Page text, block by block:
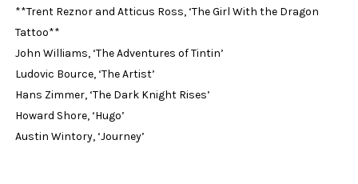
**Trent Reznor and Atticus Ross, ‘The Girl With the Dragon
Tattoo**
John Williams, ‘The Adventures of Tintin’
Ludovic Bource, ‘The Artist’
Hans Zimmer, ‘The Dark Knight Rises’
Howard Shore, ‘Hugo’
Austin Wintory, ‘Journey’